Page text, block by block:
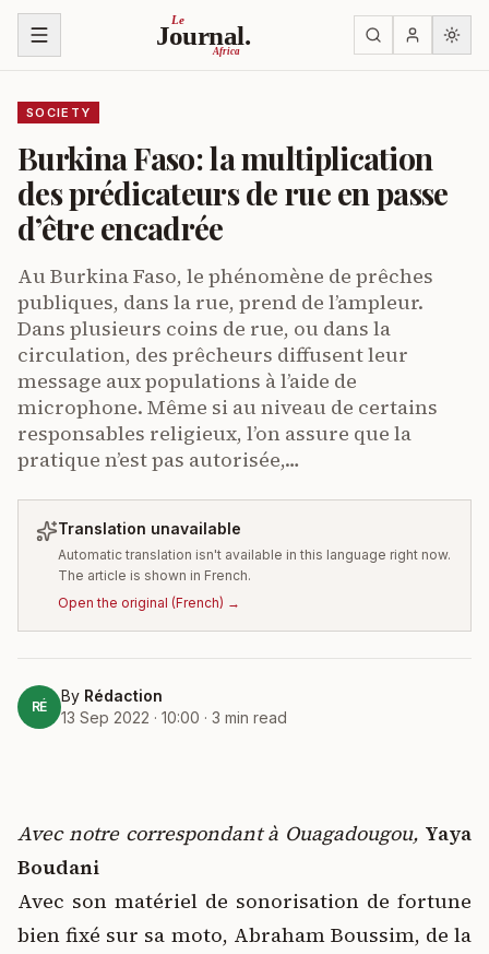
Skip to content Le
Journal.
Africa
SOCIETY
Burkina Faso: la multiplication
des prédicateurs de rue en passe
d’être encadrée
Au Burkina Faso, le phénomène de prêches
publiques, dans la rue, prend de l’ampleur.
Dans plusieurs coins de rue, ou dans la
circulation, des prêcheurs diffusent leur
message aux populations à l’aide de
microphone. Même si au niveau de certains
responsables religieux, l’on assure que la
pratique n’est pas autorisée,…
Translation unavailable
Automatic translation isn't available in this language right now.
The article is shown in French.
Open the original (French) →
RÉ
By Rédaction
13 Sep 2022 · 10:00 · 3 min read
Avec notre correspondant à Ouagadougou, Yaya
Boudani
Avec son matériel de sonorisation de fortune
bien fixé sur sa moto, Abraham Boussim, de la